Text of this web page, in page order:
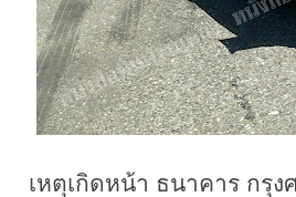
เหตุเกิดหน้า ธนาคาร กรุ